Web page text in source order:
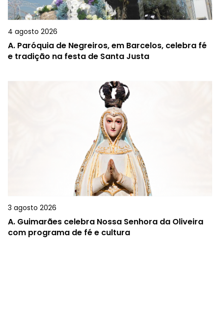
4 agosto 2026
A. Paróquia de Negreiros, em Barcelos, celebra fé
e tradição na festa de Santa Justa
3 agosto 2026
A. Guimarães celebra Nossa Senhora da Oliveira
com programa de fé e cultura